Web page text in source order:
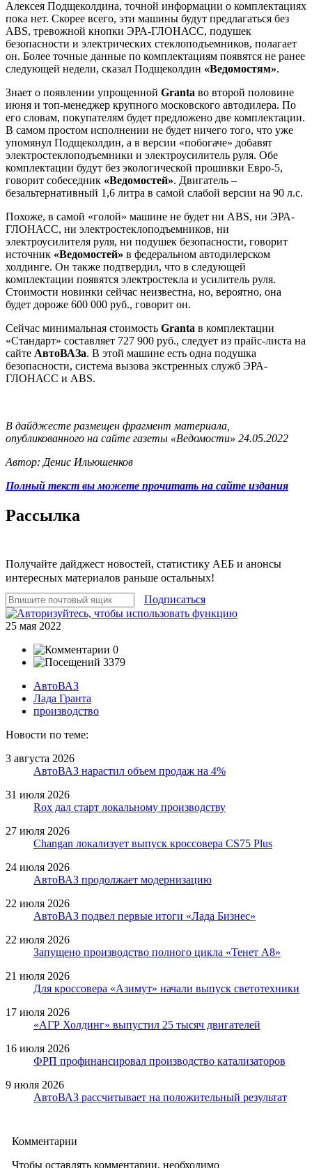
Алексея Подщеколдина, точной информации о комплектациях
пока нет. Скорее всего, эти машины будут предлагаться без
ABS, тревожной кнопки ЭРА-ГЛОНАСС, подушек
безопасности и электрических стеклоподъемников, полагает
он. Более точные данные по комплектациям появятся не ранее
следующей недели, сказал Подщеколдин «Ведомостям».
Знает о появлении упрощенной Granta во второй половине
июня и топ-менеджер крупного московского автодилера. По
его словам, покупателям будет предложено две комплектации.
В самом простом исполнении не будет ничего того, что уже
упомянул Подщеколдин, а в версии «побогаче» добавят
электростеклоподъемники и электроусилитель руля. Обе
комплектации будут без экологической прошивки Евро-5,
говорит собеседник «Ведомостей». Двигатель –
безальтернативный 1,6 литра в самой слабой версии на 90 л.с.
Похоже, в самой «голой» машине не будет ни ABS, ни ЭРА-
ГЛОНАСС, ни электростеклоподъемников, ни
электроусилителя руля, ни подушек безопасности, говорит
источник «Ведомостей» в федеральном автодилерском
холдинге. Он также подтвердил, что в следующей
комплектации появятся электростекла и усилитель руля.
Стоимости новинки сейчас неизвестна, но, вероятно, она
будет дороже 600 000 руб., говорит он.
Сейчас минимальная стоимость Granta в комплектации
«Стандарт» составляет 727 900 руб., следует из прайс-листа на
сайте АвтоВАЗа. В этой машине есть одна подушка
безопасности, система вызова экстренных служб ЭРА-
ГЛОНАСС и ABS.
В дайджесте размещен фрагмент материала,
опубликованного на сайте газеты «Ведомости» 24.05.2022
Автор: Денис Ильюшенков
Полный текст вы можете прочитать на сайте издания
Рассылка
Получайте дайджест новостей, статистику АЕБ и анонсы
интересных материалов раньше остальных!
Подписаться
25 мая 2022
0
3379
АвтоВАЗ
Лада Гранта
производство
Новости по теме:
3 августа 2026
АвтоВАЗ нарастил объем продаж на 4%
31 июля 2026
Rox дал старт локальному производству
27 июля 2026
Changan локализует выпуск кроссовера CS75 Plus
24 июля 2026
АвтоВАЗ продолжает модернизацию
22 июля 2026
АвтоВАЗ подвел первые итоги «Лада Бизнес»
22 июля 2026
Запущено производство полного цикла «Тенет A8»
21 июля 2026
Для кроссовера «Азимут» начали выпуск светотехники
17 июля 2026
«АГР Холдинг» выпустил 25 тысяч двигателей
16 июля 2026
ФРП профинансировал производство катализаторов
9 июля 2026
АвтоВАЗ рассчитывает на положительный результат
Комментарии
Чтобы оставлять комментарии, необходимо